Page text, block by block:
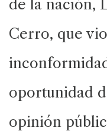
de la nación,
Cerro, que
oportunidad
opinión